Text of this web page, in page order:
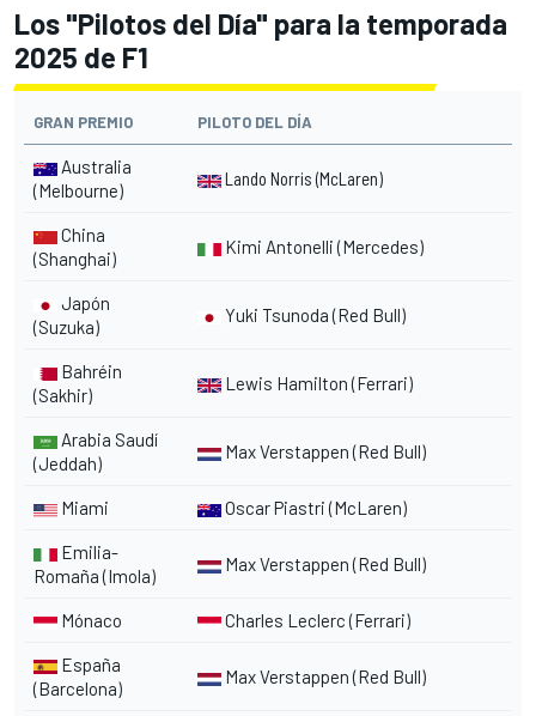
Los "Pilotos del Día" para la temporada
2025 de F1
GRAN PREMIO PILOTO DEL DÍA
Australia
(Melbourne)
Lando Norris(McLaren)
China
(Shanghai)
Kimi Antonelli(Mercedes)
Japón
(Suzuka)
Yuki Tsunoda (Red Bull)
Bahréin
(Sakhir)
Lewis Hamilton (Ferrari)
Arabia Saudí
(Jeddah)
Max Verstappen(Red Bull)
Miami Oscar Piastri(McLaren)
Emilia-
Romaña (Imola)
Max Verstappen(Red Bull)
Mónaco Charles Leclerc(Ferrari)
España
(Barcelona)
Max Verstappen (Red Bull)